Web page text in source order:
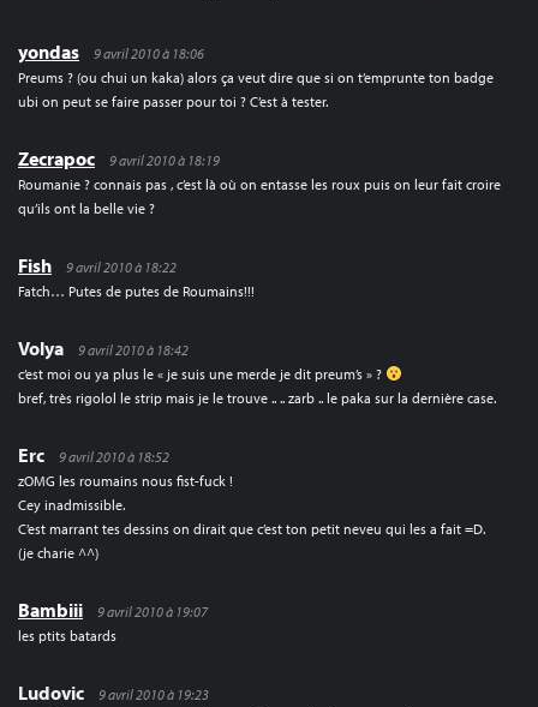
yondas
9 avril 2010 à 18:06
Preums ? (ou chui un kaka) alors ça veut dire que si on t’emprunte ton badge
ubi on peut se faire passer pour toi ? C’est à tester.
Zecrapoc
9 avril 2010 à 18:19
Roumanie ? connais pas , c’est là où on entasse les roux puis on leur fait croire
qu’ils ont la belle vie ?
Fish
9 avril 2010 à 18:22
Fatch… Putes de putes de Roumains!!!
Volya
9 avril 2010 à 18:42
c’est moi ou ya plus le « je suis une merde je dit preum’s » ?
bref, très rigolol le strip mais je le trouve .. .. zarb .. le paka sur la dernière case.
Erc
9 avril 2010 à 18:52
zOMG les roumains nous fist-fuck !
Cey inadmissible.
C’est marrant tes dessins on dirait que c’est ton petit neveu qui les a fait =D.
(je charie ^^)
Bambiii
9 avril 2010 à 19:07
les ptits batards
Ludovic
9 avril 2010 à 19:23